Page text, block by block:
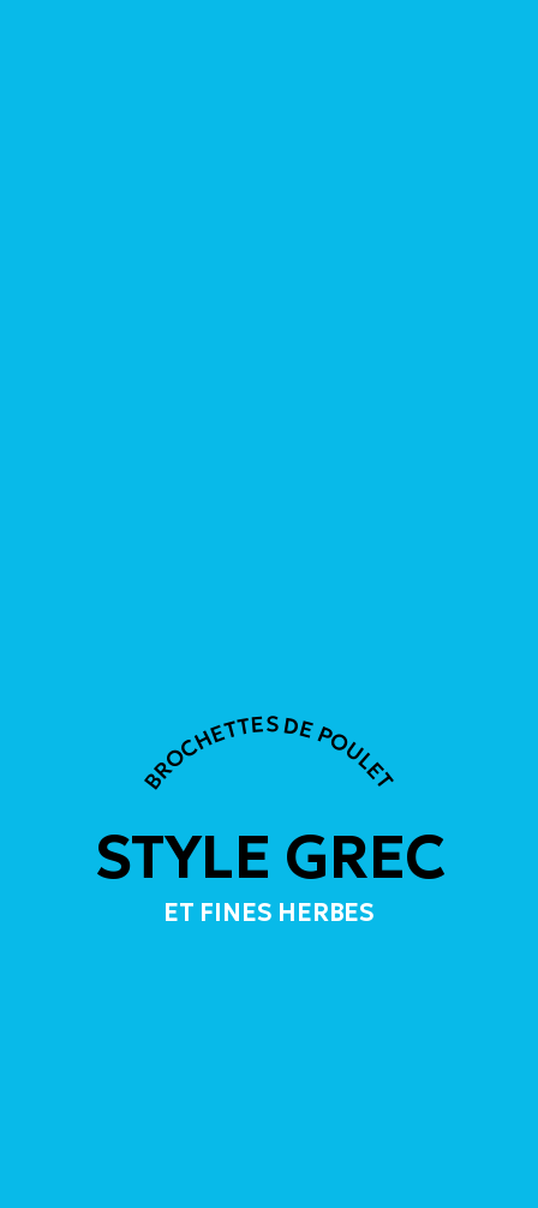
BROCHETTES DE POULET
STYLE GREC
ET FINES HERBES